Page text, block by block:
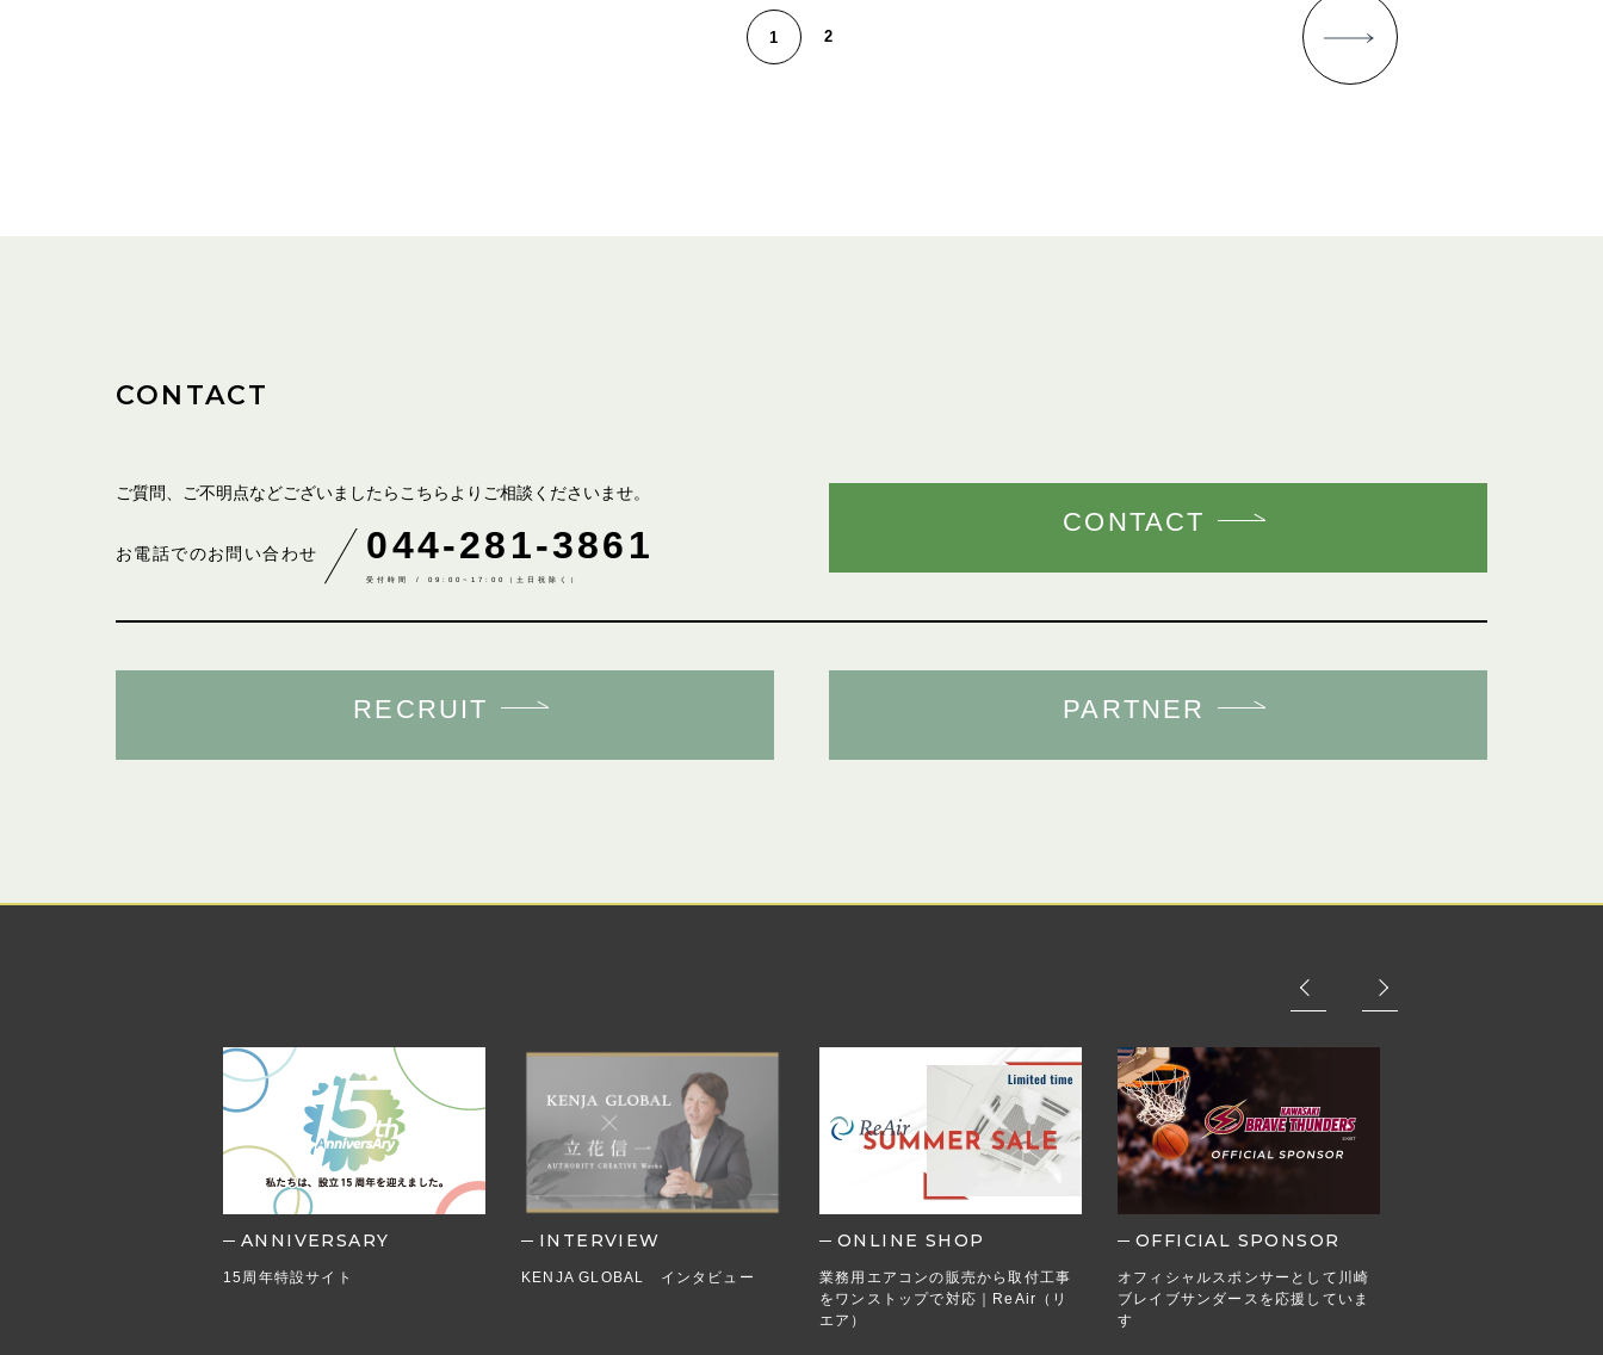
1 2
CONTACT
ご質問、ご不明点などございましたら こちらよりご相談くださいませ。
お電話でのお問い合わせ 044-281-3861
受付時間 / 09:00~17:00（土日祝除く）
CONTACT
RECRUIT PARTNER
ANNIVERSARY
15周年特設サイト
INTERVIEW
KENJA GLOBAL インタビュー
ONLINE SHOP
業務用エアコンの販売から取付工事
をワンストップで対応｜ReAir（リ
エア）
OFFICIAL SPONSOR
オフィシャルスポンサーとして川崎
ブレイブサンダースを応援していま
す